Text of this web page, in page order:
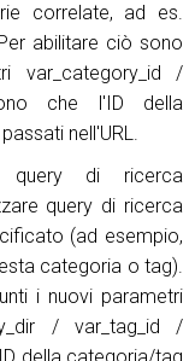
correlate, ad es.
abilitare ciò sono
var_category_id /
che l'ID della
nell'URL.
query di ricerca
query di ricerca
(ad esempio,
categoria o tag).
i nuovi parametri
/ var_tag_id /